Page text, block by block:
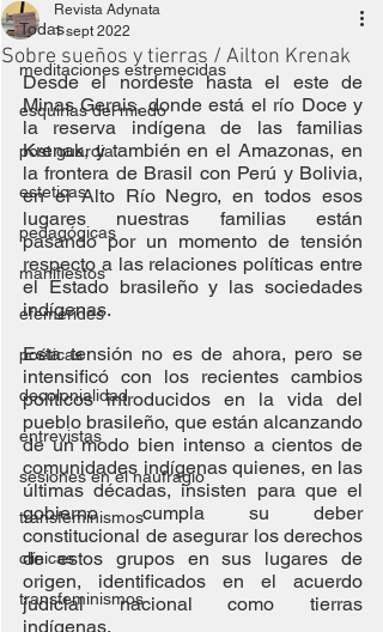
Todas
meditaciones estremecidas
esquirlas del miedo
post guardia
esteticas
pedagógicas
manifiestos
efemérides
poéticas
decolonialidad
entrevistas
sesiones en el naufragio
transfeminismos
clínicas
transfeminismos
Sobre sueños y tierras / Ailton Krenak
Revista Adynata
1 sept 2022
Desde el nordeste hasta el este de
Minas Gerais, donde está el río Doce y
la reserva indígena de las familias
Krenak, y también en el Amazonas, en
la frontera de Brasil con Perú y Bolivia,
en el Alto Río Negro, en todos esos
lugares nuestras familias están
pasando por un momento de tensión
respecto a las relaciones políticas entre
el Estado brasileño y las sociedades
indígenas.
Esta tensión no es de ahora, pero se
intensificó con los recientes cambios
políticos introducidos en la vida del
pueblo brasileño, que están alcanzando
de un modo bien intenso a cientos de
comunidades indígenas quienes, en las
últimas décadas, insisten para que el
gobierno cumpla su deber
constitucional de asegurar los derechos
de estos grupos en sus lugares de
origen, identificados en el acuerdo
judicial nacional como tierras
indígenas.